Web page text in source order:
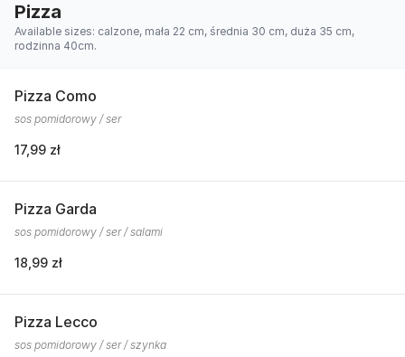
Pizza
Available sizes: calzone, mała 22 cm, średnia 30 cm, duża 35 cm,
rodzinna 40cm.
Pizza Como
sos pomidorowy / ser
17,99 zł
Pizza Garda
sos pomidorowy / ser / salami
18,99 zł
Pizza Lecco
sos pomidorowy / ser / szynka